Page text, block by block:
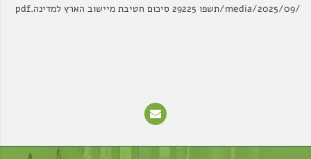
/media/2025/09/תשפו 29225 סיכום חטיבת מיישוב הארץ למדינה.pdf